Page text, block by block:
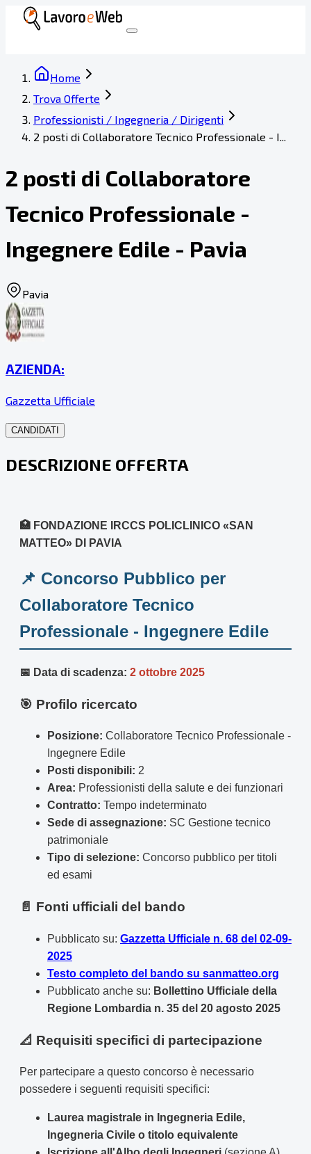
Home
Trova Offerte
Professionisti / Ingegneria / Dirigenti
2 posti di Collaboratore Tecnico Professionale - I...
2 posti di Collaboratore
Tecnico Professionale -
Ingegnere Edile - Pavia
Pavia
AZIENDA:
Gazzetta Ufficiale
CANDIDATI
DESCRIZIONE OFFERTA
🏥 FONDAZIONE IRCCS POLICLINICO «SAN
MATTEO» DI PAVIA
📌 Concorso Pubblico per
Collaboratore Tecnico
Professionale - Ingegnere Edile
📅 Data di scadenza: 2 ottobre 2025
🎯 Profilo ricercato
Posizione: Collaboratore Tecnico Professionale -
Ingegnere Edile
Posti disponibili: 2
Area: Professionisti della salute e dei funzionari
Contratto: Tempo indeterminato
Sede di assegnazione: SC Gestione tecnico
patrimoniale
Tipo di selezione: Concorso pubblico per titoli
ed esami
📄 Fonti ufficiali del bando
Pubblicato su: Gazzetta Ufficiale n. 68 del 02-09-
2025
Testo completo del bando su sanmatteo.org
Pubblicato anche su: Bollettino Ufficiale della
Regione Lombardia n. 35 del 20 agosto 2025
📐 Requisiti specifici di partecipazione
Per partecipare a questo concorso è necessario
possedere i seguenti requisiti specifici:
Laurea magistrale in Ingegneria Edile,
Ingegneria Civile o titolo equivalente